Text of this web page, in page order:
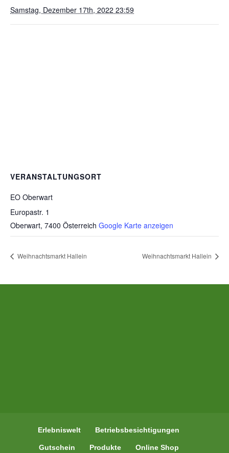
Samstag, Dezember 17th, 2022 23:59
VERANSTALTUNGSORT
EO Oberwart
Europastr. 1
Oberwart, 7400 Österreich Google Karte anzeigen
Weihnachtsmarkt Hallein Weihnachtsmarkt Hallein
Erlebniswelt Betriebsbesichtigungen
Gutschein Produkte Online Shop